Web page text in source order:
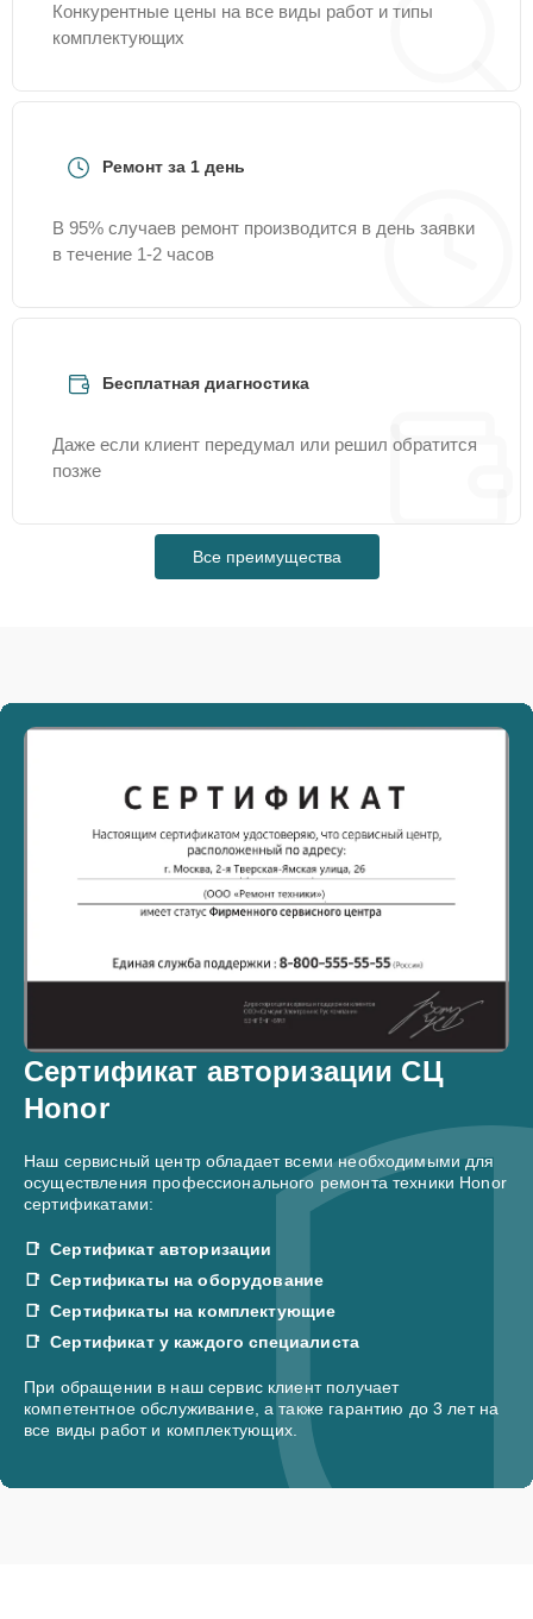
Конкурентные цены на все виды работ и типы
комплектующих
Ремонт за 1 день
В 95% случаев ремонт производится в день заявки
в течение 1-2 часов
Бесплатная диагностика
Даже если клиент передумал или решил обратится
позже
Все преимущества
Сертификат авторизации СЦ
Honor
Наш сервисный центр обладает всеми необходимыми для
осуществления профессионального ремонта техники Honor
сертификатами:
Сертификат авторизации
Сертификаты на оборудование
Сертификаты на комплектующие
Сертификат у каждого специалиста
При обращении в наш сервис клиент получает
компетентное обслуживание, а также гарантию до 3 лет на
все виды работ и комплектующих.